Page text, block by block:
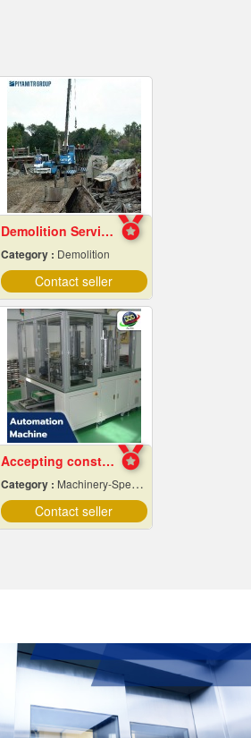
Demolition Services
Category : Demolition
Contact seller
Accepting construction of automation machines in Pathum Thani
Category : Machinery-Specially Designed
Contact seller